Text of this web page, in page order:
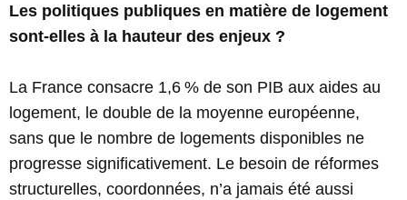
Les politiques publiques en matière de logement
sont-elles à la hauteur des enjeux ?
La France consacre 1,6 % de son PIB aux aides au
logement, le double de la moyenne européenne,
sans que le nombre de logements disponibles ne
progresse significativement. Le besoin de réformes
structurelles, coordonnées, n’a jamais été aussi